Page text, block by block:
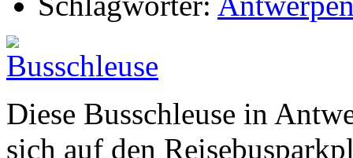
Diese Busschleuse in
sich auf den